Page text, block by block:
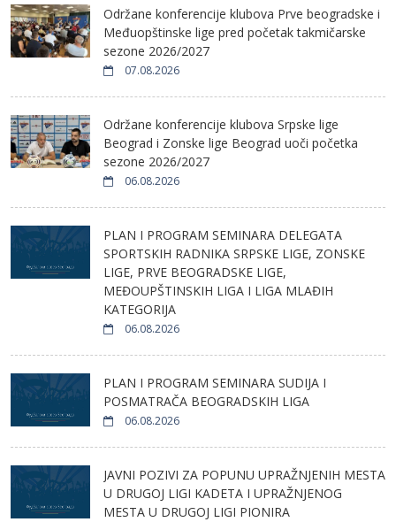
Održane konferencije klubova Prve beogradske i
Međuopštinske lige pred početak takmičarske
sezone 2026/2027
07.08.2026
Održane konferencije klubova Srpske lige
Beograd i Zonske lige Beograd uoči početka
sezone 2026/2027
06.08.2026
PLAN I PROGRAM SEMINARA DELEGATA
SPORTSKIH RADNIKA SRPSKE LIGE, ZONSKE
LIGE, PRVE BEOGRADSKE LIGE,
MEĐOUPŠTINSKIH LIGA I LIGA MLAĐIH
KATEGORIJA
06.08.2026
PLAN I PROGRAM SEMINARA SUDIJA I
POSMATRAČA BEOGRADSKIH LIGA
06.08.2026
JAVNI POZIVI ZA POPUNU UPRAŽNJENIH MESTA
U DRUGOJ LIGI KADETA I UPRAŽNJENOG
MESTA U DRUGOJ LIGI PIONIRA